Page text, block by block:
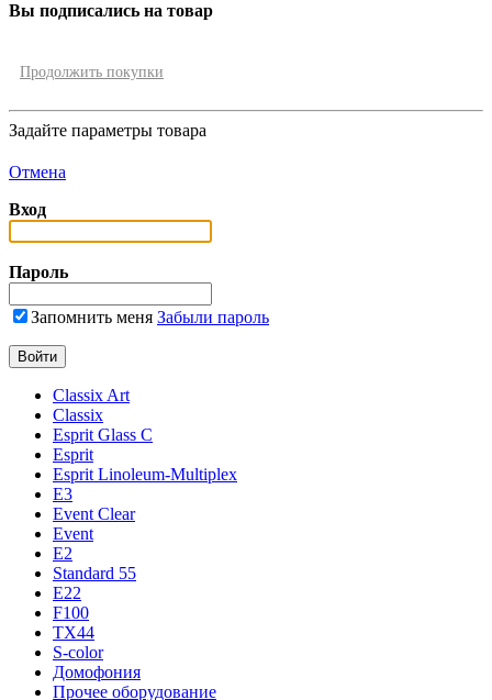
Вы подписались на товар
Продолжить покупки
Задайте параметры товара
Отмена
Вход
Пароль
Запомнить меня Забыли пароль
Classix Art
Classix
Esprit Glass C
Esprit
Esprit Linoleum-Multiplex
E3
Event Clear
Event
E2
Standard 55
E22
F100
TX44
S-color
Домофония
Прочее оборудование